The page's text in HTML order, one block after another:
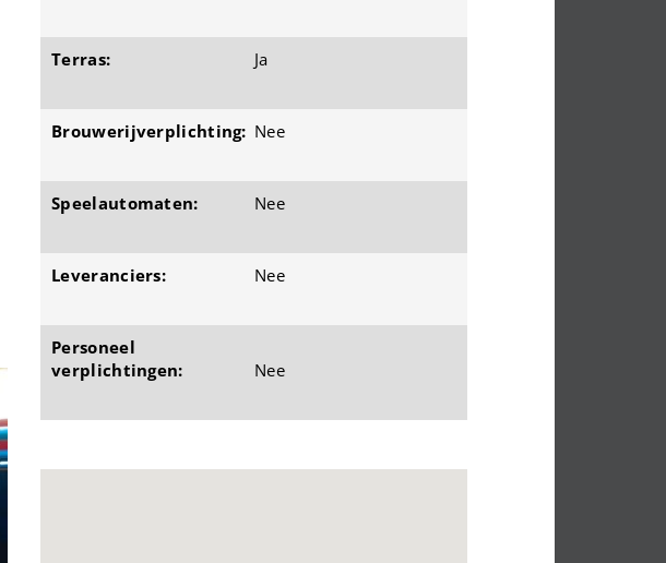
Terras: Ja
Brouwerijverplichting: Nee
Speelautomaten: Nee
Leveranciers: Nee
Personeel
verplichtingen:
Nee